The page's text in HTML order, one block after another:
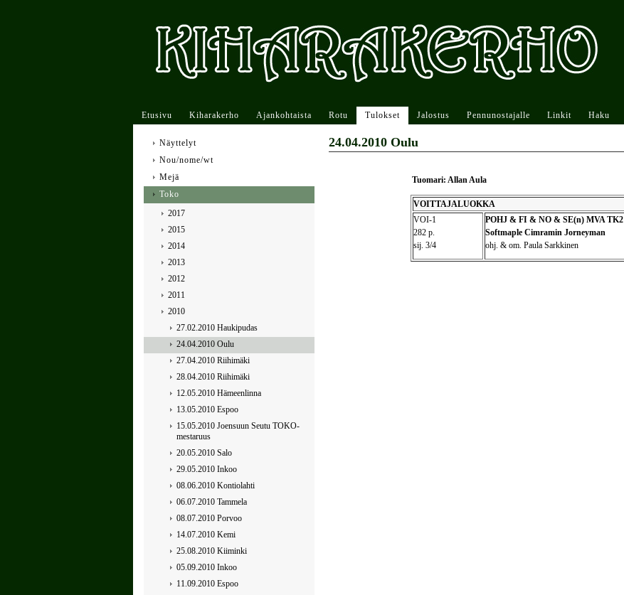
Etusivu Kiharakerho Ajankohtaista Rotu Tulokset Jalostus Pennunostajalle Linkit Haku
24.04.2010 Oulu
Tuomari: Allan Aula
VOITTAJALUOKKA
VOI-1
282 p.
sij. 3/4
POHJ & FI & NO & SE(n) MVA TK2
Softmaple Cimramin Jorneyman
ohj. & om. Paula Sarkkinen
Näyttelyt
Nou/nome/wt
Mejä
Toko
2017
2015
2014
2013
2012
2011
2010
27.02.2010 Haukipudas
24.04.2010 Oulu
27.04.2010 Riihimäki
28.04.2010 Riihimäki
12.05.2010 Hämeenlinna
13.05.2010 Espoo
15.05.2010 Joensuun Seutu TOKO-
mestaruus
20.05.2010 Salo
29.05.2010 Inkoo
08.06.2010 Kontiolahti
06.07.2010 Tammela
08.07.2010 Porvoo
14.07.2010 Kemi
25.08.2010 Kiiminki
05.09.2010 Inkoo
11.09.2010 Espoo